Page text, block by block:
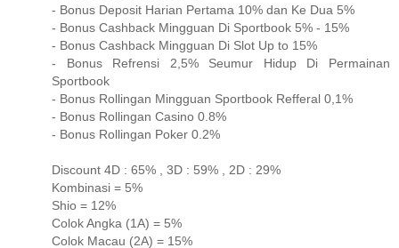
- Bonus Deposit Harian Pertama 10% dan Ke Dua 5%
- Bonus Cashback Mingguan Di Sportbook 5% - 15%
- Bonus Cashback Mingguan Di Slot Up to 15%
- Bonus Refrensi 2,5% Seumur Hidup Di Permainan
Sportbook
- Bonus Rollingan Mingguan Sportbook Refferal 0,1%
- Bonus Rollingan Casino 0.8%
- Bonus Rollingan Poker 0.2%
Discount 4D : 65% , 3D : 59% , 2D : 29%
Kombinasi = 5%
Shio = 12%
Colok Angka (1A) = 5%
Colok Macau (2A) = 15%